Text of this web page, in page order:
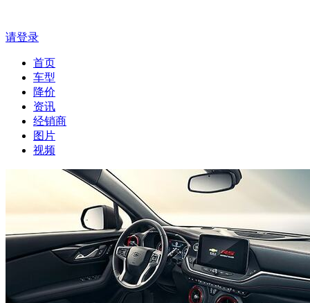
请登录
首页
车型
降价
资讯
经销商
图片
视频